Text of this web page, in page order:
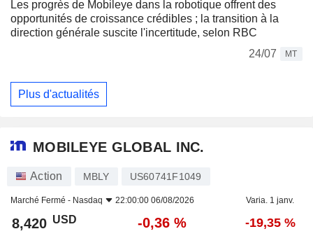
Les progrès de Mobileye dans la robotique offrent des
opportunités de croissance crédibles ; la transition à la
direction générale suscite l'incertitude, selon RBC
24/07
MT
Plus d'actualités
MOBILEYE GLOBAL INC.
Action MBLY US60741F1049
Marché Fermé - Nasdaq 22:00:00 06/08/2026 Varia. 1 janv.
8,420 USD -0,36 % -19,35 %